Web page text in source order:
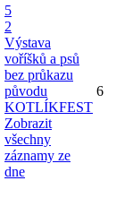
5
2
Výstava
voříšků a psů
bez průkazu
původu
KOTLÍKFEST
Zobrazit
všechny
záznamy ze
dne
6